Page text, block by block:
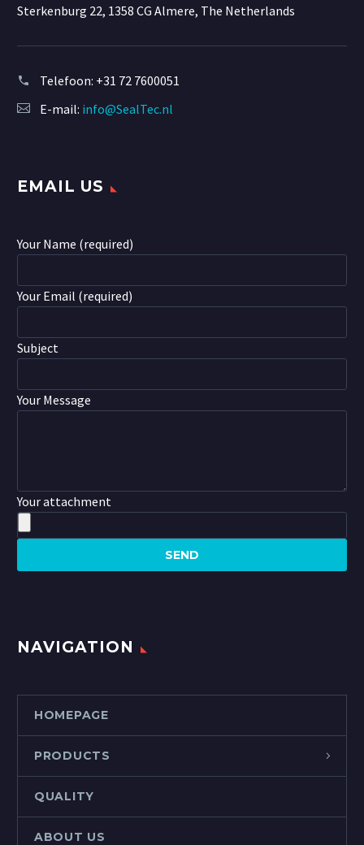
Sterkenburg 22, 1358 CG Almere, The Netherlands
Telefoon: +31 72 7600051
E-mail: info@SealTec.nl
EMAIL US
Your Name (required)
Your Email (required)
Subject
Your Message
Your attachment
NAVIGATION
HOMEPAGE
PRODUCTS
QUALITY
ABOUT US